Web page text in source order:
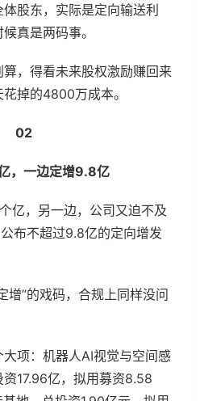
股东，实际是定向输送利
真是两码事。
，得看未来股权激励赚回来
掉的4800万成本。
02
，一边定增9.8亿
亿，另一边，公司又迫不及
布不超过9.8亿的定向增发
增”的戏码，合规上同样没问
项：机器人AI视觉与空间感
17.96亿，拟用募资8.58